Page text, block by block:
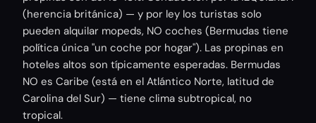
(herencia británica) — y por ley los turistas solo
pueden alquilar mopeds, NO coches (Bermudas tiene
política única "un coche por hogar"). Las propinas en
hoteles altos son típicamente esperadas. Bermudas
NO es Caribe (está en el Atlántico Norte, latitud de
Carolina del Sur) — tiene clima subtropical, no
tropical.